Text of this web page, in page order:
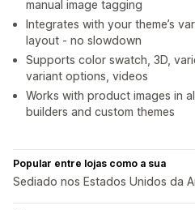
manual image tagging
Integrates with your theme’s
layout - no slowdown
Supports color swatch, 3D,
variant options, videos
Works with product images in
builders and custom themes
Popular entre lojas como a sua
Sediado nos Estados Unidos da